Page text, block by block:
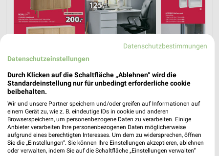
Datenschutzbestimmungen
Datenschutzeinstellungen
Durch Klicken auf die Schaltfläche „Ablehnen“ wird die
Standardeinstellung nur für unbedingt erforderliche cookie
beibehalten.
Wir und unsere Partner speichern und/oder greifen auf Informationen auf
einem Gerät zu, wie z. B. eindeutige IDs in cookie und anderen
Browserspeichern, um personenbezogene Daten zu verarbeiten. Einige
Anbieter verarbeiten Ihre personenbezogenen Daten möglicherweise
aufgrund eines berechtigten Interesses. Um dem zu widersprechen, öffnen
Sie die „Einstellungen“. Sie können Ihre Einstellungen akzeptieren, ablehnen
oder verwalten, indem Sie auf die Schaltfläche „Einstellungen verwalten“